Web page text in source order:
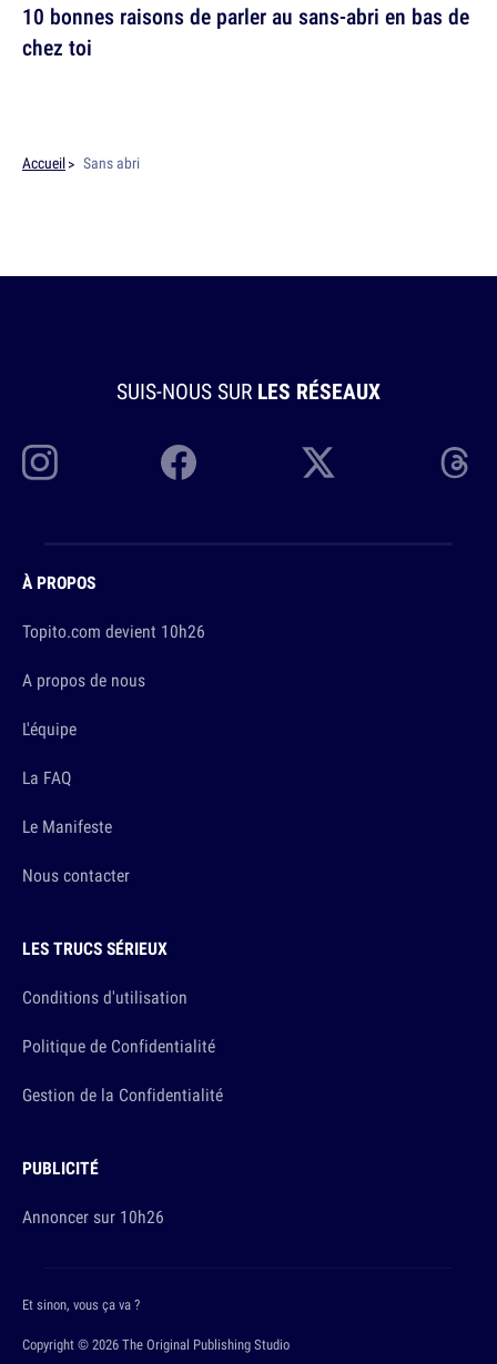
10 bonnes raisons de parler au sans-abri en bas de
chez toi
Accueil Sans abri
SUIS-NOUS SUR LES RÉSEAUX
À PROPOS
Topito.com devient 10h26
A propos de nous
L'équipe
La FAQ
Le Manifeste
Nous contacter
LES TRUCS SÉRIEUX
Conditions d'utilisation
Politique de Confidentialité
Gestion de la Confidentialité
PUBLICITÉ
Annoncer sur 10h26
Copyright © 2026 The Original Publishing Studio
Et sinon, vous ça va ?